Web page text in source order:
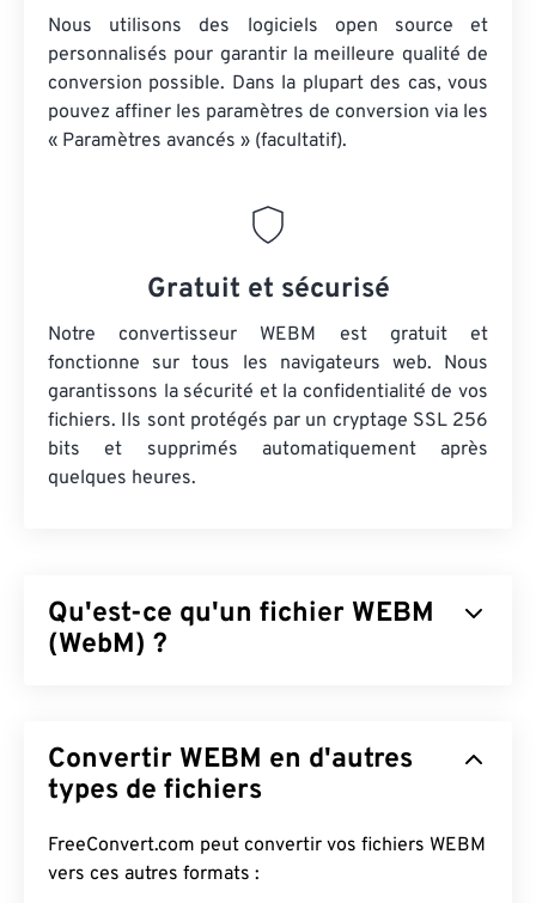
Nous utilisons des logiciels open source et
personnalisés pour garantir la meilleure qualité de
conversion possible. Dans la plupart des cas, vous
pouvez affiner les paramètres de conversion via les
« Paramètres avancés » (facultatif).
Gratuit et sécurisé
Notre convertisseur WEBM est gratuit et
fonctionne sur tous les navigateurs web. Nous
garantissons la sécurité et la confidentialité de vos
fichiers. Ils sont protégés par un cryptage SSL 256
bits et supprimés automatiquement après
quelques heures.
Qu'est-ce qu'un fichier WEBM
(WebM) ?
initialement conçu pour être compatible avec
HTML5. Il prend en charge les chapitres, les
métadonnées, le streaming, les pièces jointes, les
codecs 3D, les conteneurs 3D et les lecteurs
Convertir WEBM en d'autres
types de fichiers
FreeConvert.com peut convertir vos fichiers WEBM
vers ces autres formats :